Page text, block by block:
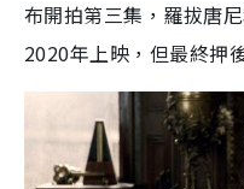
布開拍第三集，羅拔唐
2020年上映，但最終押